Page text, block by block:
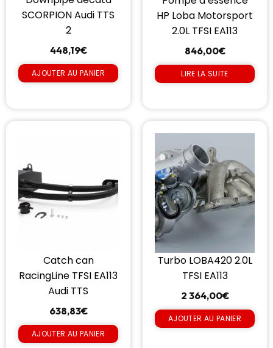
SCORPION Audi TTS
2
448,19€
AJOUTER AU PANIER
HP Loba Motorsport
2.0L TFSI EA113
846,00€
LIRE LA SUITE
Catch can
RacingLine TFSI EA113
Audi TTS
638,83€
AJOUTER AU PANIER
Turbo LOBA420 2.0L
TFSI EA113
2 364,00€
AJOUTER AU PANIER